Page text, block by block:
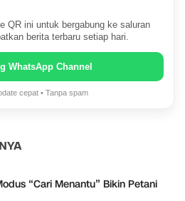
QR ini untuk bergabung ke saluran
berita terbaru setiap hari.
WhatsApp Channel
cepat • Tanpa spam
“Cari Menantu” Bikin Petani